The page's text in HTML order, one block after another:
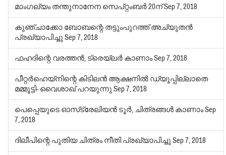
മാംഗല്യം തന്തുനാനേന സെപ്റ്റംബര്‍ 20ന്Sep 7, 2018
കുഞ്ചാക്കോ ബോബന്റെ തട്ടുംപുറത്ത് അച്യുതന്‍
പ്രഖ്യാപിച്ചുSep 7, 2018
ഫഹദിന്റെ വരത്തന്‍, ട്രെയ്‌ലര്‍ കാണാംSep 7, 2018
പീറ്റര്‍ഹെയ്‌നിന്റെ കിടിലന്‍ ആക്ഷനില്‍ ഡ്യൂപ്പില്ലാതെ
മമ്മൂട്ടി- വൈശാഖ് പറയുന്നുSep 7, 2018
പെപ്പെയുടെ ഓസ്‌ട്രേലിയന്‍ ടൂര്‍, ചിത്രങ്ങള്‍ കാണാംSep
7, 2018
ദിലീപിന്റെ പുതിയ ചിത്രം നീതി പ്രഖ്യാപിച്ചുSep 7, 2018